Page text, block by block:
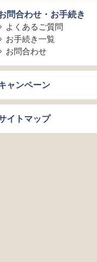
問合わせ・お手続き
よくあるご質問
お手続き一覧
お問合わせ
ャンペーン
イトマップ